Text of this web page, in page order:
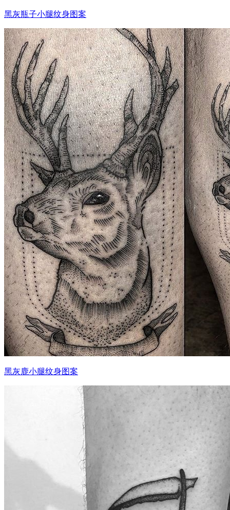
黑灰瓶子小腿纹身图案
黑灰鹿小腿纹身图案